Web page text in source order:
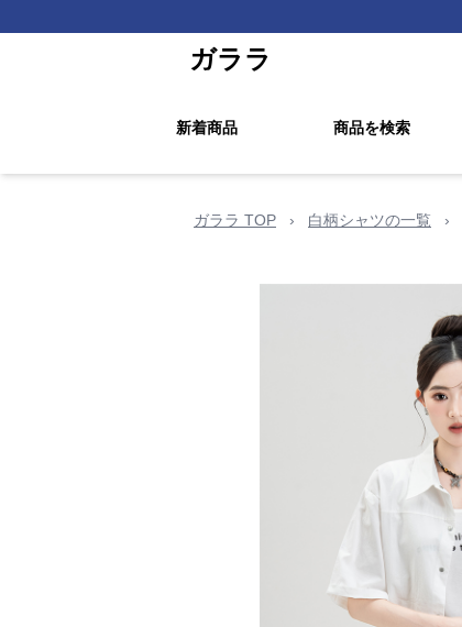
ガララ
新着商品 商品を検索
ガララ TOP › 白柄シャツの一覧 ›